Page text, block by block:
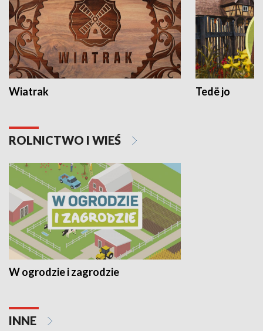
Wiatrak Tedë jo
ROLNICTWO I WIEŚ
W ogrodzie i zagrodzie
INNE